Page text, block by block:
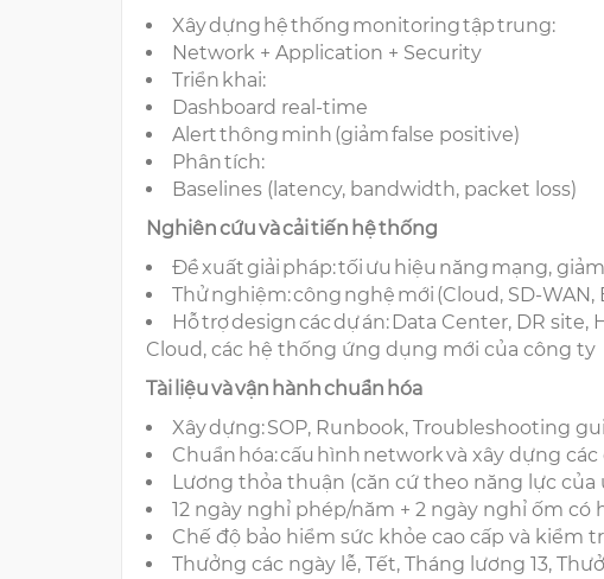
Xây dựng hệ thống monitoring tập trung:
Network + Application + Security
Triển khai:
Dashboard real-time
Alert thông minh (giảm false positive)
Phân tích:
Baselines (latency, bandwidth, packet loss)
Nghiên cứu và cải tiến hệ thống
Đề xuất giải pháp: tối ưu hiệu năng mạng,
Thử nghiệm: công nghệ mới (Cloud, SD-
Hỗ trợ design các dự án: Data Center, DR site,
Cloud, các hệ thống ứng dụng mới của công ty
Tài liệu và vận hành chuẩn hóa
Xây dựng: SOP, Runbook, Troubleshooting
Chuẩn hóa: cấu hình network và xây dựng các
Lương thỏa thuận (căn cứ theo năng lực của
12 ngày nghỉ phép/năm + 2 ngày nghỉ ốm có
Chế độ bảo hiểm sức khỏe cao cấp và kiểm
Thưởng các ngày lễ, Tết, Tháng lương 13,